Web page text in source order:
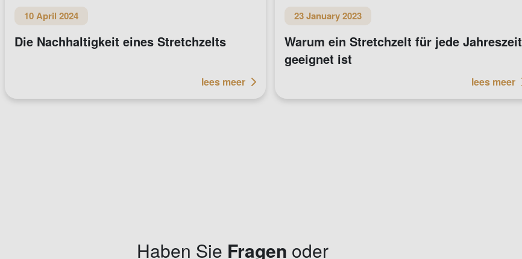
10 April 2024
Die Nachhaltigkeit eines Stretchzelts
lees meer
23 January 2023
Warum ein Stretchzelt für jede Jahreszeit
geeignet ist
lees meer
Haben Sie Fragen oder